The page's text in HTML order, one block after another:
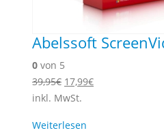
Abelssoft
0 von 5
39,95€ Ursprünglicher
Preis
39,95€
17,99€Aktueller
inkl. MwSt.
Weiterlesen